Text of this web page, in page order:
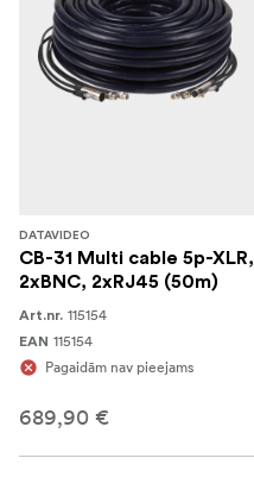
DATAVIDEO
CB-31 Multi cable 5p-XLR,
2xBNC, 2xRJ45 (50m)
Art.nr. 115154
EAN 115154
Pagaidām nav pieejams
689,90 €